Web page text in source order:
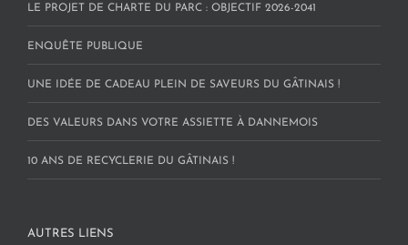
LE PROJET DE CHARTE DU PARC : OBJECTIF 2026-2041
ENQUÊTE PUBLIQUE
UNE IDÉE DE CADEAU PLEIN DE SAVEURS DU GÂTINAIS !
DES VALEURS DANS VOTRE ASSIETTE À DANNEMOIS
10 ANS DE RECYCLERIE DU GÂTINAIS !
AUTRES LIENS